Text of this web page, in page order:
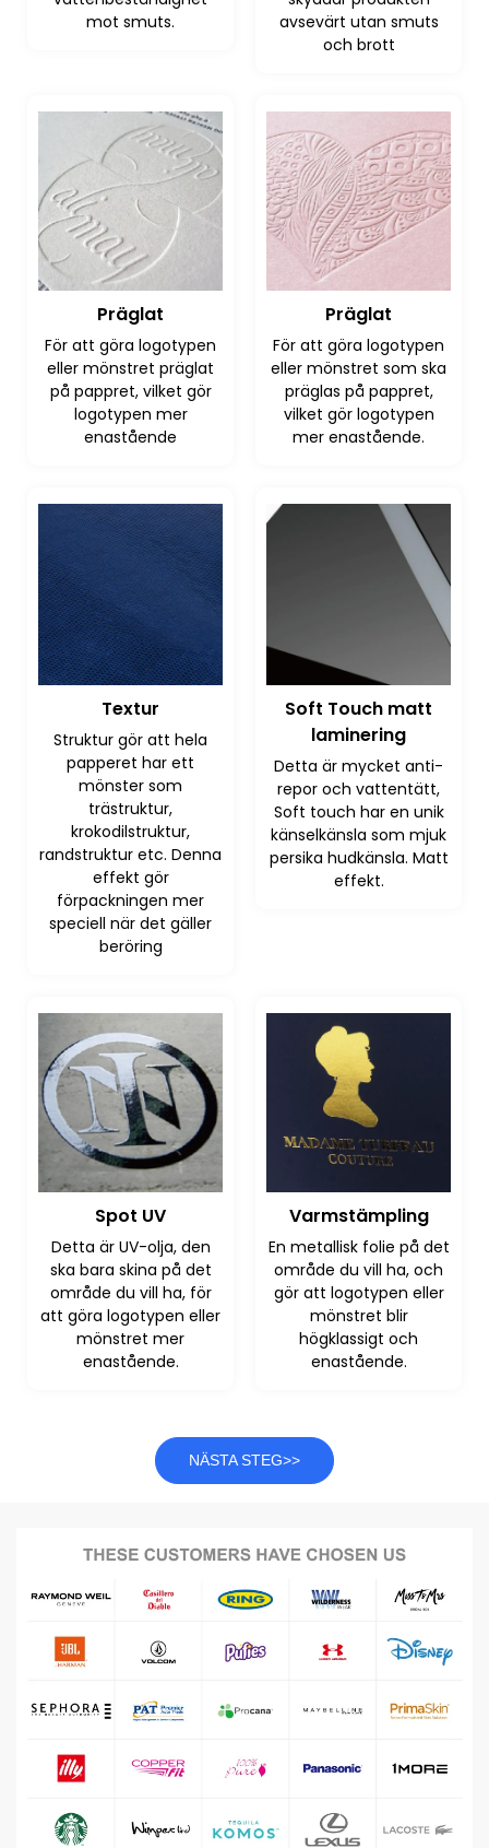
mot smuts.
avsevärt utan smuts
och brott
Präglat
För att göra logotypen
eller mönstret präglat
på pappret, vilket gör
logotypen mer
enastående
Präglat
För att göra logotypen
eller mönstret som ska
präglas på pappret,
vilket gör logotypen
mer enastående.
Textur
Struktur gör att hela
papperet har ett
mönster som
trästruktur,
krokodilstruktur,
randstruktur etc. Denna
effekt gör
förpackningen mer
speciell när det gäller
beröring
Soft Touch matt
laminering
Detta är mycket anti-
repor och vattentätt,
Soft touch har en unik
känselkänsla som mjuk
persika hudkänsla. Matt
effekt.
Spot UV
Detta är UV-olja, den
ska bara skina på det
område du vill ha, för
att göra logotypen eller
mönstret mer
enastående.
Varmstämpling
En metallisk folie på det
område du vill ha, och
gör att logotypen eller
mönstret blir
högklassigt och
enastående.
NÄSTA STEG>>